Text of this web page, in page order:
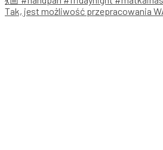
Tak, jest możliwość przepracowania